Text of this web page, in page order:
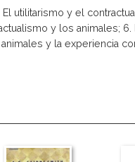
utilitarismo y el
y los animales;
y la experiencia